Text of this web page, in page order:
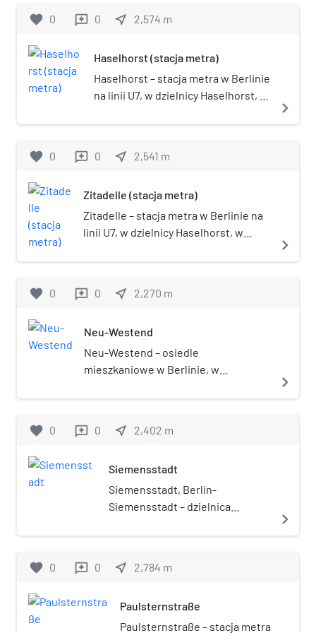
favorite 0 reviews 0 near_me 2,574 m
Haselhorst (stacja metra)
Haselhorst – stacja metra w Berlinie
na linii U7, w dzielnicy Haselhorst, w
Stacja została otwarta w 1984.
navigate_next
favorite 0 reviews 0 near_me 2,541 m
Zitadelle (stacja metra)
Zitadelle – stacja metra w Berlinie na
linii U7, w dzielnicy Haselhorst, w
Stacja została otwarta w 1984. Nazwa
navigate_next
favorite 0 reviews 0 near_me 2,270 m
Neu-Westend
Neu-Westend – osiedle
mieszkaniowe w Berlinie, w
okręgu administracyjnym
navigate_next
favorite 0 reviews 0 near_me 2,402 m
Siemensstadt
Siemensstadt, Berlin-
Siemensstadt – dzielnica
administracyjnym Spandau. Od 1
miasta.
navigate_next
favorite 0 reviews 0 near_me 2,784 m
Paulsternstraße
Paulsternstraße – stacja metra